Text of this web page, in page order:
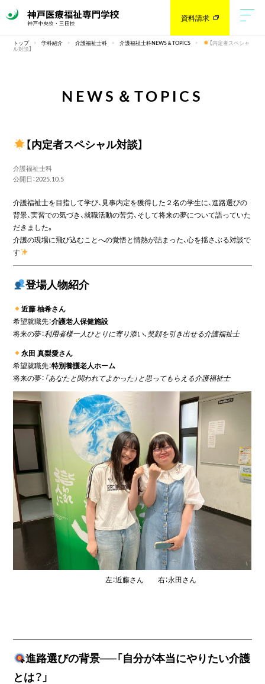
資料請求
トップ 学科紹介 介護福祉士科 介護福祉士科NEWS＆TOPICS 【内定者スペシャ
ル対談】
NEWS＆TOPICS
【内定者スペシャル対談】
介護福祉士科
公開日：2025.10.5
介護福祉士を目指して学び、見事内定を獲得した２名の学生に、進路選びの
背景、実習での気づき、就職活動の苦労、そして将来の夢について語っていた
だきました。
介護の現場に飛び込むことへの覚悟と情熱が詰まった、心を揺さぶる対談で
す
登場人物紹介
近藤 柚希さん
希望就職先：介護老人保健施設
将来の夢：利用者様一人ひとりに寄り添い、笑顔を引き出せる介護福祉士
永田 真梨愛さん
希望就職先：特別養護老人ホーム
将来の夢： 「あなたと関われてよかった」と思ってもらえる介護福祉士
左：近藤さん 右：永田さん
進路選びの背景──「自分が本当にやりたい介護
とは？」